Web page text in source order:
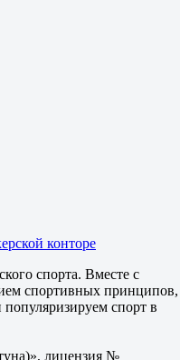
конторе
спорта. Вместе с
спортивных принципов,
спорт в
лицензия №